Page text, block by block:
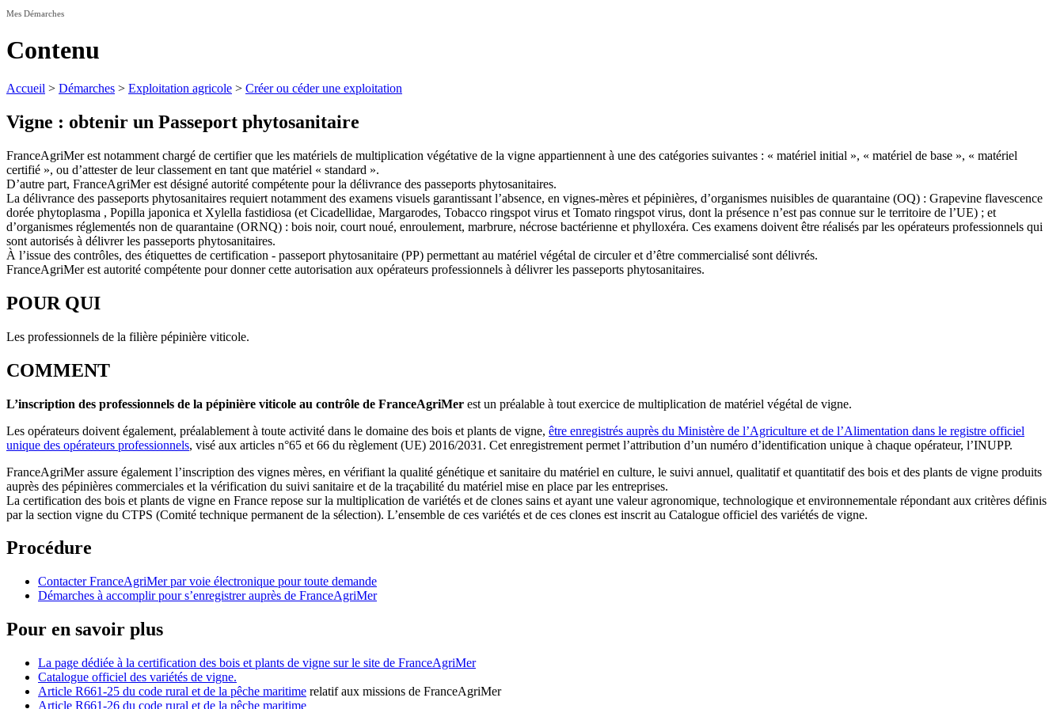
Mes Démarches
Contenu
Accueil > Démarches > Exploitation agricole > Créer ou céder une exploitation
Vigne : obtenir un Passeport phytosanitaire
FranceAgriMer est notamment chargé de certifier que les matériels de multiplication végétative de la vigne appartiennent à une des catégories suivantes : « matériel initial », « matériel de base », « matériel
certifié », ou d’attester de leur classement en tant que matériel « standard ».
D’autre part, FranceAgriMer est désigné autorité compétente pour la délivrance des passeports phytosanitaires.
La délivrance des passeports phytosanitaires requiert notamment des examens visuels garantissant l’absence, en vignes-mères et pépinières, d’organismes nuisibles de quarantaine (OQ) : Grapevine flavescence
dorée phytoplasma , Popilla japonica et Xylella fastidiosa (et Cicadellidae, Margarodes, Tobacco ringspot virus et Tomato ringspot virus, dont la présence n’est pas connue sur le territoire de l’UE) ; et
d’organismes réglementés non de quarantaine (ORNQ) : bois noir, court noué, enroulement, marbrure, nécrose bactérienne et phylloxéra. Ces examens doivent être réalisés par les opérateurs professionnels qui
sont autorisés à délivrer les passeports phytosanitaires.
À l’issue des contrôles, des étiquettes de certification - passeport phytosanitaire (PP) permettant au matériel végétal de circuler et d’être commercialisé sont délivrés.
FranceAgriMer est autorité compétente pour donner cette autorisation aux opérateurs professionnels à délivrer les passeports phytosanitaires.
POUR QUI
Les professionnels de la filière pépinière viticole.
COMMENT
L’inscription des professionnels de la pépinière viticole au contrôle de FranceAgriMer est un préalable à tout exercice de multiplication de matériel végétal de vigne.
Les opérateurs doivent également, préalablement à toute activité dans le domaine des bois et plants de vigne, être enregistrés auprès du Ministère de l’Agriculture et de l’Alimentation dans le registre officiel
unique des opérateurs professionnels, visé aux articles n°65 et 66 du règlement (UE) 2016/2031. Cet enregistrement permet l’attribution d’un numéro d’identification unique à chaque opérateur, l’INUPP.
FranceAgriMer assure également l’inscription des vignes mères, en vérifiant la qualité génétique et sanitaire du matériel en culture, le suivi annuel, qualitatif et quantitatif des bois et des plants de vigne produits
auprès des pépinières commerciales et la vérification du suivi sanitaire et de la traçabilité du matériel mise en place par les entreprises.
La certification des bois et plants de vigne en France repose sur la multiplication de variétés et de clones sains et ayant une valeur agronomique, technologique et environnementale répondant aux critères définis
par la section vigne du CTPS (Comité technique permanent de la sélection). L’ensemble de ces variétés et de ces clones est inscrit au Catalogue officiel des variétés de vigne.
Procédure
Contacter FranceAgriMer par voie électronique pour toute demande
Démarches à accomplir pour s’enregistrer auprès de FranceAgriMer
Pour en savoir plus
La page dédiée à la certification des bois et plants de vigne sur le site de FranceAgriMer
Catalogue officiel des variétés de vigne.
Article R661-25 du code rural et de la pêche maritime relatif aux missions de FranceAgriMer
Article R661-26 du code rural et de la pêche maritime